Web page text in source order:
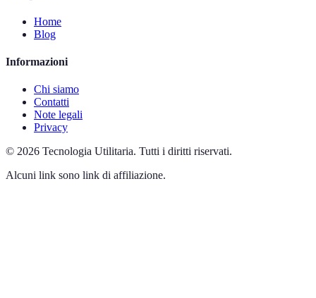
Home
Blog
Informazioni
Chi siamo
Contatti
Note legali
Privacy
© 2026 Tecnologia Utilitaria. Tutti i diritti riservati.
Alcuni link sono link di affiliazione.